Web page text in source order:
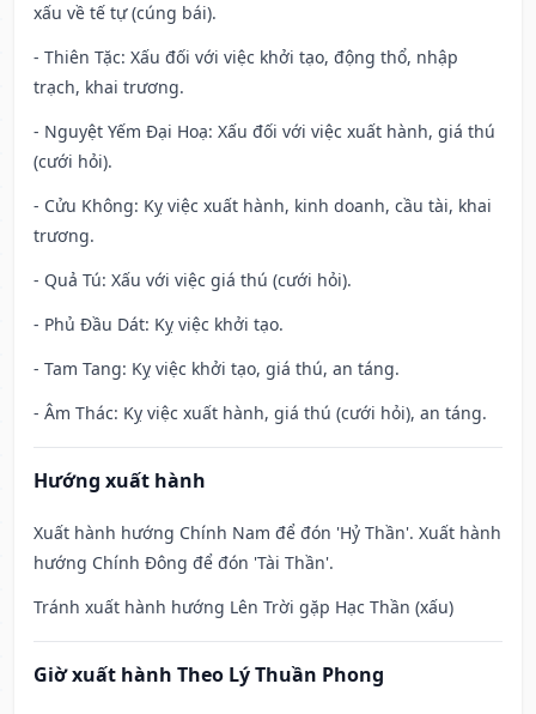
xấu về tế tự (cúng bái).
- Thiên Tặc: Xấu đối với việc khởi tạo, động thổ, nhập
trạch, khai trương.
- Nguyệt Yếm Đại Hoạ: Xấu đối với việc xuất hành, giá thú
(cưới hỏi).
- Cửu Không: Kỵ việc xuất hành, kinh doanh, cầu tài, khai
trương.
- Quả Tú: Xấu với việc giá thú (cưới hỏi).
- Phủ Đầu Dát: Kỵ việc khởi tạo.
- Tam Tang: Kỵ việc khởi tạo, giá thú, an táng.
- Âm Thác: Kỵ việc xuất hành, giá thú (cưới hỏi), an táng.
Hướng xuất hành
Xuất hành hướng Chính Nam để đón 'Hỷ Thần'. Xuất hành
hướng Chính Đông để đón 'Tài Thần'.
Tránh xuất hành hướng Lên Trời gặp Hạc Thần (xấu)
Giờ xuất hành Theo Lý Thuần Phong